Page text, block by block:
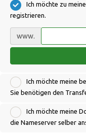
Ich möchte zu
registrieren.
www.
Ich möchte meine
Sie benötigen den
Ich möchte meine
die Nameserver selber